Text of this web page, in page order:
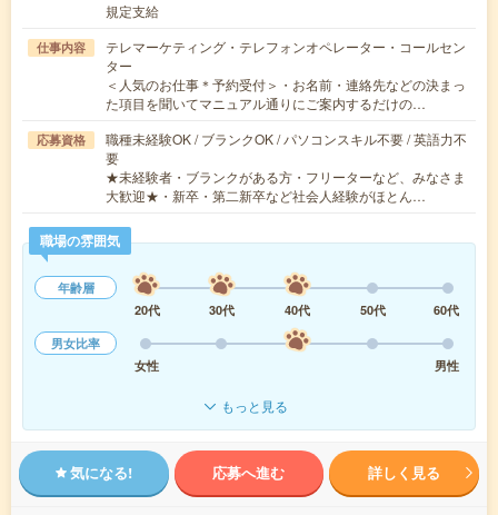
規定支給
仕事内容
テレマーケティング・テレフォンオペレーター・コールセン
ター
＜人気のお仕事＊予約受付＞・お名前・連絡先などの決まっ
た項目を聞いてマニュアル通りにご案内するだけの…
応募資格
職種未経験OK / ブランクOK / パソコンスキル不要 / 英語力不
要
★未経験者・ブランクがある方・フリーターなど、みなさま
大歓迎★・新卒・第二新卒など社会人経験がほとん…
職場の雰囲気
年齢層
20代
30代 40代 50代
60代
男女比率
女性
男性
もっと見る
気になる! 応募へ進む 詳しく見る